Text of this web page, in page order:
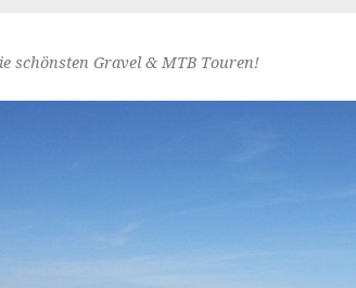
schönsten Gravel & MTB Touren!